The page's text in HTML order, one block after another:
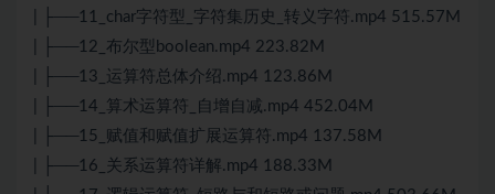
| ├──11_char字符型_字符集历史_转义字符.mp4 515.57M
| ├──12_布尔型boolean.mp4 223.82M
| ├──13_运算符总体介绍.mp4 123.86M
| ├──14_算术运算符_自增自减.mp4 452.04M
| ├──15_赋值和赋值扩展运算符.mp4 137.58M
| ├──16_关系运算符详解.mp4 188.33M